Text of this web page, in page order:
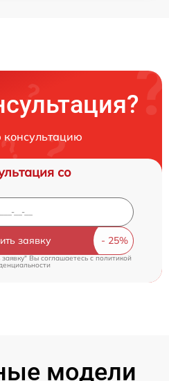
со
заявку
Вы соглашаетесь cполитикой
модели